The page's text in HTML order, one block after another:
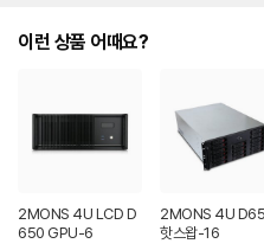
이런 상품 어때요?
2MONS 4U LCD D
650 GPU-6
2MONS 4U
핫스왑-16